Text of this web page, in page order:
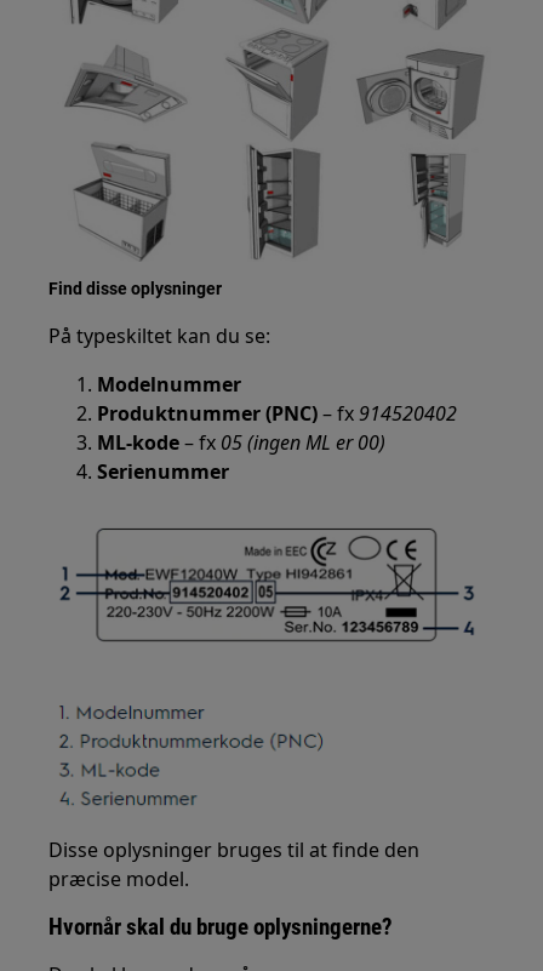
Find disse oplysninger
På typeskiltet kan du se:
Modelnummer
Produktnummer (PNC)– fx914520402
ML-kode– fx 05 (ingen ML er 00)
Serienummer
Disse oplysninger bruges til at finde den
præcise model.
Hvornår skal du bruge oplysningerne?